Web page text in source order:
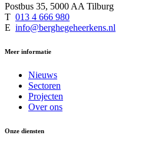
Postbus 35, 5000 AA Tilburg
T 013 4 666 980
E info@berghegeheerkens.nl
Meer informatie
Nieuws
Sectoren
Projecten
Over ons
Onze diensten